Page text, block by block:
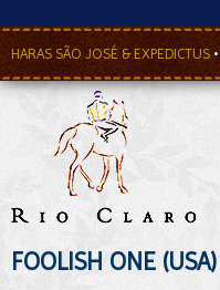
HARAS SÃO JOSÉ & EXPEDICTUS •
FOOLISH ONE (USA)